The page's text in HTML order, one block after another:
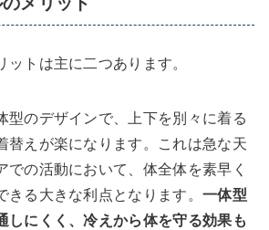
ットは主に二つあります。
型のデザインで、上下を別々に着る
替えが楽になります。これは急な天
での活動において、体全体を素早く
きる大きな利点となります。一体型
しにくく、冷えから体を守る効果も